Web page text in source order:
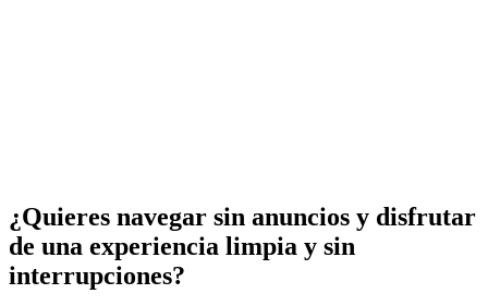
¿Quieres navegar sin anuncios y disfrutar
de una experiencia limpia y sin
interrupciones?